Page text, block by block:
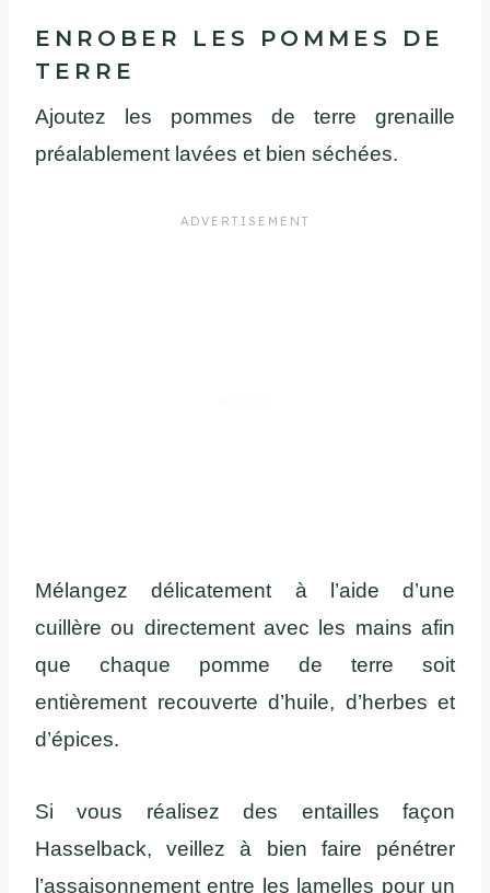
ENROBER LES POMMES DE
TERRE
Ajoutez les pommes de terre grenaille
préalablement lavées et bien séchées.
Mélangez délicatement à l’aide d’une
cuillère ou directement avec les mains afin
que chaque pomme de terre soit
entièrement recouverte d’huile, d’herbes et
d’épices.
Si vous réalisez des entailles façon
Hasselback, veillez à bien faire pénétrer
l’assaisonnement entre les lamelles pour un